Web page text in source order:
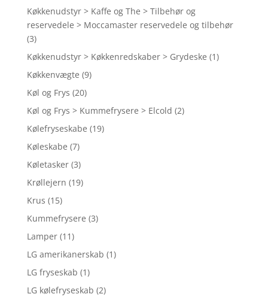
Køkkenudstyr > Kaffe og The > Tilbehør og
reservedele > Moccamaster reservedele og tilbehør
(3)
Køkkenudstyr > Køkkenredskaber > Grydeske (1)
Køkkenvægte (9)
Køl og Frys (20)
Køl og Frys > Kummefrysere > Elcold (2)
Kølefryseskabe (19)
Køleskabe (7)
Køletasker (3)
Krøllejern (19)
Krus (15)
Kummefrysere (3)
Lamper (11)
LG amerikanerskab (1)
LG fryseskab (1)
LG kølefryseskab (2)